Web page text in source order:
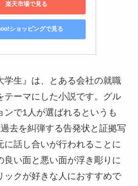
楽天市場で見る
ショッピングで見る
学生』は、とある会社の就職
テーマにした小説です。グル
ンで1人が選ばれるというも
去を糾弾する告発状と証拠写
に話し合いが行われることに
良い面と悪い面が浮き彫りに
ックが好きな人におすすめで